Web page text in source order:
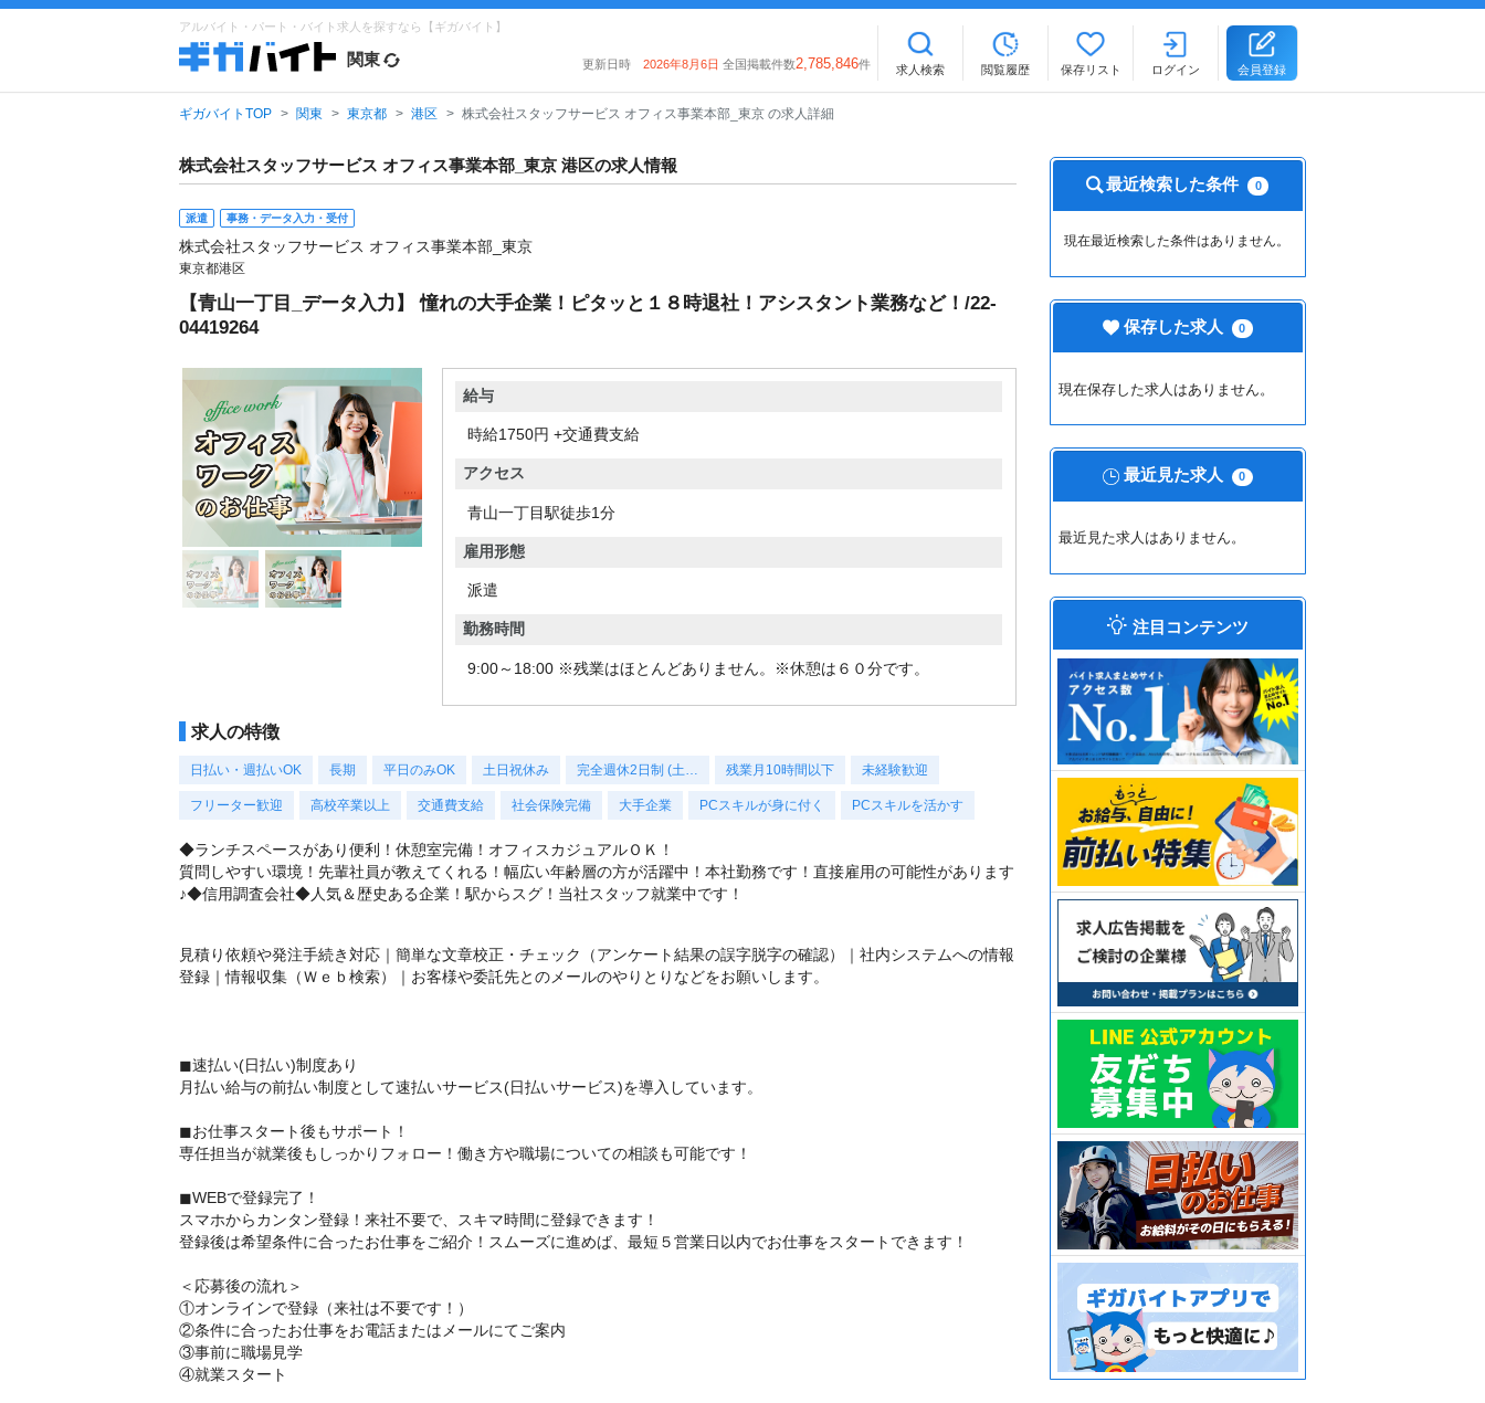
アルバイト・パート・バイト求人を探すなら【ギガバイト】
関東 更新日時 2026年8月6日 全国掲載件数2,785,846件 求人検索 閲覧履歴 保存リスト ログイン 会員登録
ギガバイトTOP 関東 東京都 港区 株式会社スタッフサービス オフィス事業本部_東京 の求人詳細
株式会社スタッフサービス オフィス事業本部_東京 港区の求人情報
派遣 事務・データ入力・受付
株式会社スタッフサービス オフィス事業本部_東京
東京都港区
【青山一丁目_データ入力】 憧れの大手企業！ピタッと１８時退社！アシスタント業務など！/22-
04419264
給与
時給1750円 +交通費支給
アクセス
青山一丁目駅徒歩1分
雇用形態
派遣
勤務時間
9:00～18:00 ※残業はほとんどありません。※休憩は６０分です。
求人の特徴
日払い・週払いOK 長期 平日のみOK 土日祝休み 完全週休2日制 (土… 残業月10時間以下 未経験歓迎
フリーター歓迎 高校卒業以上 交通費支給 社会保険完備 大手企業 PCスキルが身に付く PCスキルを活かす
◆ランチスペースがあり便利！休憩室完備！オフィスカジュアルＯＫ！
質問しやすい環境！先輩社員が教えてくれる！幅広い年齢層の方が活躍中！本社勤務です！直接雇用の可能性があります
♪◆信用調査会社◆人気＆歴史ある企業！駅からスグ！当社スタッフ就業中です！
見積り依頼や発注手続き対応｜簡単な文章校正・チェック（アンケート結果の誤字脱字の確認）｜社内システムへの情報
登録｜情報収集（Ｗｅｂ検索）｜お客様や委託先とのメールのやりとりなどをお願いします。
◼︎速払い(日払い)制度あり
月払い給与の前払い制度として速払いサービス(日払いサービス)を導入しています。
◼︎お仕事スタート後もサポート！
専任担当が就業後もしっかりフォロー！働き方や職場についての相談も可能です！
◼︎WEBで登録完了！
スマホからカンタン登録！来社不要で、スキマ時間に登録できます！
登録後は希望条件に合ったお仕事をご紹介！スムーズに進めば、最短５営業日以内でお仕事をスタートできます！
＜応募後の流れ＞
①オンラインで登録（来社は不要です！）
②条件に合ったお仕事をお電話またはメールにてご案内
③事前に職場見学
④就業スタート
最近検索した条件 0
現在最近検索した条件はありません。
保存した求人 0
現在保存した求人はありません。
最近見た求人 0
最近見た求人はありません。
注目コンテンツ